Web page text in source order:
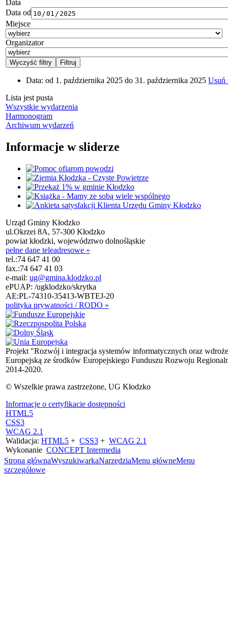
Data
Data od
Miejsce
Organizator
Data: od 1. października 2025 do 31. października 2025 Usuń
Lista jest pusta
Wszystkie wydarzenia
Harmonogram
Archiwum wydarzeń
Informacje w sliderze
Urząd Gminy Kłodzko
ul.Okrzei 8A, 57-300 Kłodzko
powiat kłodzki, województwo dolnośląskie
pełne dane teleadresowe »
tel.:74 647 41 00
fax.:74 647 41 03
e-mail: ug@gmina.klodzko.pl
ePUAP: /ugklodzko/skrytka
AE:PL-74310-35413-WBTEJ-20
polityka prywatności / RODO »
Projekt "Rozwój i integracja systemów informatycznych oraz
Europejską ze środków Europejskiego Funduszu Rozwoju
2014-2020.
© Wszelkie prawa zastrzeżone, UG Kłodzko
Informacje o certyfikacie dostępności
HTML5
CSS3
WCAG 2.1
Walidacja: HTML5 + CSS3 + WCAG 2.1
Wykonanie CONCEPT Intermedia
Strona głównaWyszukiwarkaNarzędziaMenu główneMenu
szczegółowe